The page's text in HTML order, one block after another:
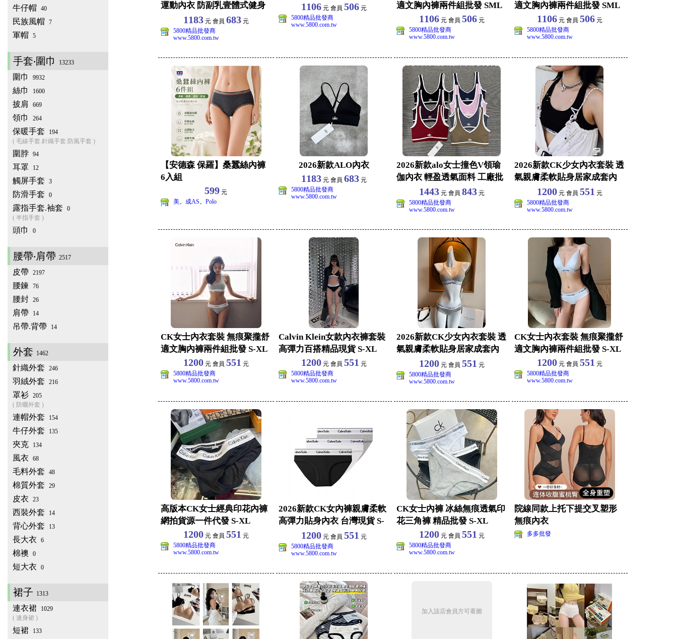
牛仔帽 40
民族風帽 7
軍帽 5
手套‧圍巾 13233
圍巾 9932
絲巾 1600
披肩 669
領巾 264
保暖手套
194
( 毛線手套.針織手套.防風手套 )
圍脖 94
耳罩 12
觸屏手套 3
防滑手套 0
露指手套.袖套
0
( 半指手套 )
頭巾 0
腰帶‧肩帶 2517
皮帶 2197
腰鍊 76
腰封 26
肩帶 14
吊帶.背帶 14
外套 1462
針織外套 246
羽絨外套 216
罩衫 205
( 防曬外套 )
連帽外套 154
牛仔外套 135
夾克 134
風衣 68
毛料外套 48
棉質外套 29
皮衣 23
西裝外套 14
背心外套 13
長大衣 6
棉襖 0
短大衣 0
裙子 1313
連衣裙
1029
( 連身裙 )
短裙 133
運動內衣 防副乳壹體式健身
文胸聚攏外穿
1183元 會員 683元
5800精品批發商
www.5800.com.tw
1106元 會員 506元
5800精品批發商
www.5800.com.tw
適文胸內褲兩件組批發 SML
1106元 會員 506元
5800精品批發商
www.5800.com.tw
適文胸內褲兩件組批發 SML
1106元 會員 506元
5800精品批發商
www.5800.com.tw
【安德森 保羅】桑蠶絲內褲
6入組
599 元
美。成AS。Polo
2026新款ALO內衣
1183元 會員 683元
5800精品批發商
www.5800.com.tw
2026新款alo女士撞色V領瑜
伽內衣 輕盈透氣面料 工廠批
發一件代發
1443元 會員 843元
5800精品批發商
www.5800.com.tw
2026新款CK少女內衣套裝 透
氣親膚柔軟貼身居家成套內
衣 S-XL1200元 會員 551 元
5800精品批發商
www.5800.com.tw
CK女士內衣套裝 無痕聚攏舒
適文胸內褲兩件組批發 S-XL
1200元 會員 551 元
5800精品批發商
www.5800.com.tw
Calvin Klein女款內衣褲套裝
高彈力百搭精品現貨 S-XL
1200元 會員 551 元
5800精品批發商
www.5800.com.tw
2026新款CK少女內衣套裝 透
氣親膚柔軟貼身居家成套內
衣 S-XL1200元 會員 551 元
5800精品批發商
www.5800.com.tw
CK女士內衣套裝 無痕聚攏舒
適文胸內褲兩件組批發 S-XL
1200元 會員 551 元
5800精品批發商
www.5800.com.tw
高版本CK女士經典印花內褲
網拍貨源一件代發 S-XL
1200元 會員 551 元
5800精品批發商
www.5800.com.tw
2026新款CK女內褲親膚柔軟
高彈力貼身內衣 台灣現貨 S-
1200元 會員 551 元
5800精品批發商
www.5800.com.tw
CK女士內褲 冰絲無痕透氣印
花三角褲 精品批發 S-XL
1200元 會員 551 元
5800精品批發商
www.5800.com.tw
院線同款上托下提交叉塑形
無痕內衣
多多批發
加入該店會員方可看圖